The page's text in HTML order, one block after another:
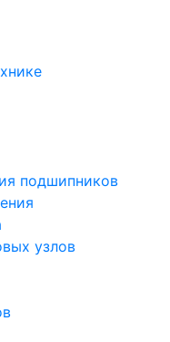
подшипников
узлов